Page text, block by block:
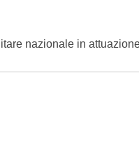
nazionale in